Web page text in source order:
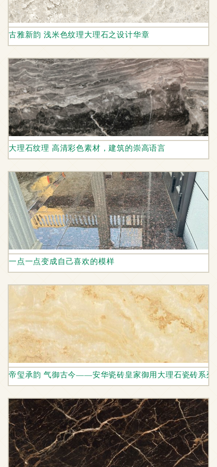
古雅新韵 浅米色纹理大理石之设计华章
大理石纹理 高清彩色素材，建筑的崇高语言
一点一点变成自己喜欢的模样
帝玺承韵 气御古今——安华瓷砖皇家御用大理石瓷砖系列